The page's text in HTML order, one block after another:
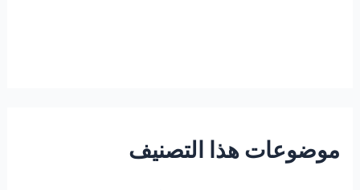
موضوعات هذا التصنيف